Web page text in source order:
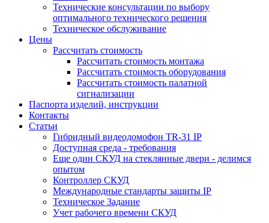
Технические консультации по выбору
оптимального технического решения
Техническое обслуживание
Цены
Рассчитать стоимость
Рассчитать стоимость монтажа
Рассчитать стоимость оборудования
Рассчитать стоимость палатной
сигнализации
Паспорта изделий, инструкции
Контакты
Статьи
Гибридный видеодомофон TR-31 IP
Доступная среда - требования
Еще один СКУД на стеклянные двери - делимся
опытом
Контроллер СКУД
Международные стандарты защиты IP
Техническое Задание
Учет рабочего времени СКУД